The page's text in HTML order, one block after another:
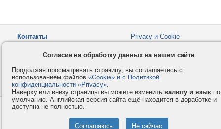
Контакты
Privacy и Cookie
Как оплатить
Форумы
© 2008-2026VMESTE.EU
Согласие на обработку данных на нашем сайте
Продолжая просматривать страницу, вы соглашаетесь с
использованием файлов «Cookie» и с Политикой
конфиденциальности «Privacy».
Наверху или внизу страницы вы можете изменить валюту и язык по
умолчанию. Английская версия сайта ещё находится в доработке и
доступна не полностью.